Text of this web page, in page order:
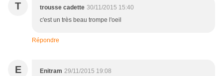
T trousse cadette 30/11/2015 15:40
c'est un très beau trompe l'oeil
Répondre
E Enitram 29/11/2015 19:08